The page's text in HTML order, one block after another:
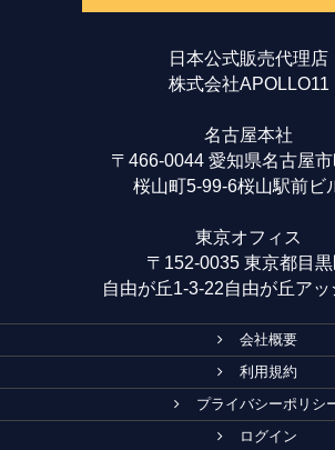
日本公式販売代理店
株式会社APOLLO11
名古屋本社
〒466-0044 愛知県名古屋
桜山町5-99-6桜山駅前ビ
東京オフィス
〒152-0035 東京都目黒
自由が丘1-3-22自由が丘ア
会社概要
利用規約
プライバシーポリシ
ログイン